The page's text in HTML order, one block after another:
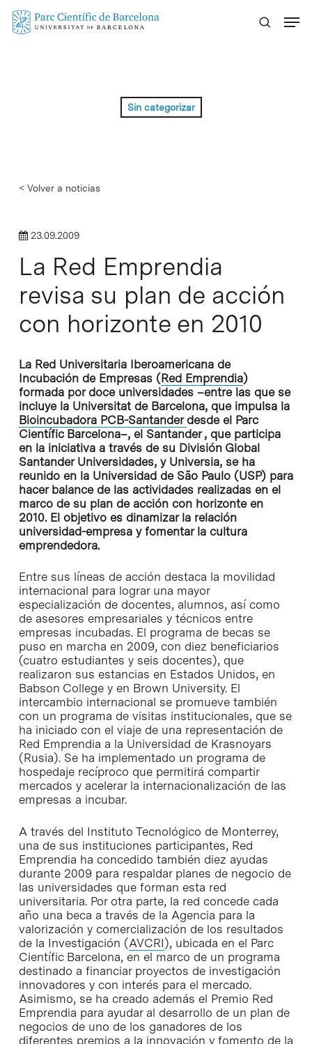
Skip
Sin categorizar
< Volver a noticias
23.09.2009
La Red Emprendia
revisa su plan de acción
con horizonte en 2010
La Red Universitaria Iberoamericana de
Incubación de Empresas (Red Emprendia)
formada por doce universidades –entre las que se
incluye la Universitat de Barcelona, que impulsa la
Bioincubadora PCB-Santander desde el Parc
Científic Barcelona–, el Santander , que participa
en la iniciativa a través de su División Global
Santander Universidades, y Universia, se ha
reunido en la Universidad de São Paulo (USP) para
hacer balance de las actividades realizadas en el
marco de su plan de acción con horizonte en
2010. El objetivo es dinamizar la relación
universidad-empresa y fomentar la cultura
emprendedora.
Entre sus líneas de acción destaca la movilidad
internacional para lograr una mayor
especialización de docentes, alumnos, así como
de asesores empresariales y técnicos entre
empresas incubadas. El programa de becas se
puso en marcha en 2009, con diez beneficiarios
(cuatro estudiantes y seis docentes), que
realizaron sus estancias en Estados Unidos, en
Babson College y en Brown University. El
intercambio internacional se promueve también
con un programa de visitas institucionales, que se
ha iniciado con el viaje de una representación de
Red Emprendia a la Universidad de Krasnoyars
(Rusia). Se ha implementado un programa de
hospedaje recíproco que permitirá compartir
mercados y acelerar la internacionalización de las
empresas a incubar.
A través del Instituto Tecnológico de Monterrey,
una de sus instituciones participantes, Red
Emprendia ha concedido también diez ayudas
durante 2009 para respaldar planes de negocio de
las universidades que forman esta red
universitaria. Por otra parte, la red concede cada
año una beca a través de la Agencia para la
valorización y comercialización de los resultados
de la Investigación (AVCRI), ubicada en el Parc
Científic Barcelona, en el marco de un programa
destinado a financiar proyectos de investigación
innovadores y con interés para el mercado.
Asimismo, se ha creado además el Premio Red
Emprendia para ayudar al desarrollo de un plan de
negocios de uno de los ganadores de los
diferentes premios a la innovación y fomento de la